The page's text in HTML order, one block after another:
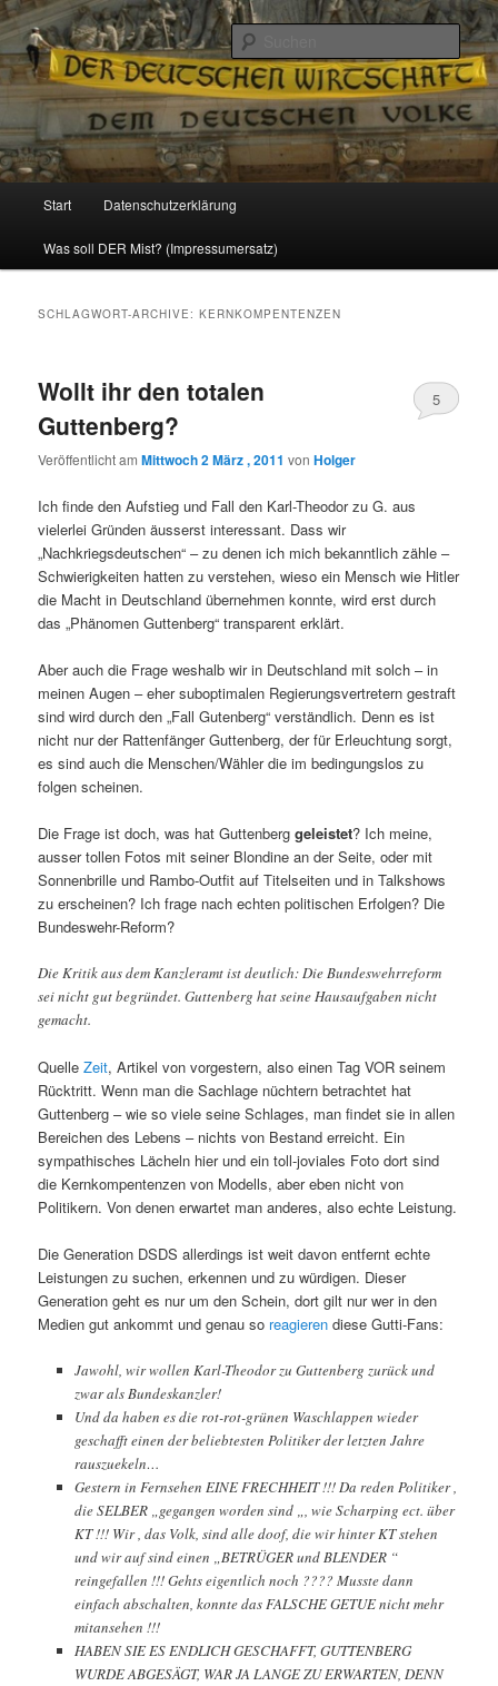
Reizzentrum
Politik, Wirtschaft, Soziales und Gesellschaft
Zum
Inhalt
Zum
sekundären
Start Datenschutzerklärung
Was soll DER Mist? (Impressumersatz)
SCHLAGWORT-ARCHIVE:KERNKOMPENTENZEN
Wollt ihr den totalen
Guttenberg?
Veröffentlicht amMittwoch 2 März , 2011 vonHolger
5
Ich finde den Aufstieg und Fall den Karl-Theodor zu G. aus
vielerlei Gründen äusserst interessant. Dass wir
„Nachkriegsdeutschen“ – zu denen ich mich bekanntlich zähle –
Schwierigkeiten hatten zu verstehen, wieso ein Mensch wie Hitler
die Macht in Deutschland übernehmen konnte, wird erst durch
das „Phänomen Guttenberg“ transparent erklärt.
Aber auch die Frage weshalb wir in Deutschland mit solch – in
meinen Augen – eher suboptimalen Regierungsvertretern gestraft
sind wird durch den „Fall Gutenberg“ verständlich. Denn es ist
nicht nur der Rattenfänger Guttenberg, der für Erleuchtung sorgt,
es sind auch die Menschen/Wähler die im bedingungslos zu
folgen scheinen.
Die Frage ist doch, was hat Guttenberggeleistet? Ich meine,
ausser tollen Fotos mit seiner Blondine an der Seite, oder mit
Sonnenbrille und Rambo-Outfit auf Titelseiten und in Talkshows
zu erscheinen? Ich frage nach echten politischen Erfolgen? Die
Bundeswehr-Reform?
Die Kritik aus dem Kanzleramt ist deutlich: Die Bundeswehrreform
sei nicht gut begründet. Guttenberg hat seine Hausaufgaben nicht
gemacht.
QuelleZeit, Artikel von vorgestern, also einen Tag VOR seinem
Rücktritt. Wenn man die Sachlage nüchtern betrachtet hat
Guttenberg – wie so viele seine Schlages, man findet sie in allen
Bereichen des Lebens – nichts von Bestand erreicht. Ein
sympathisches Lächeln hier und ein toll-joviales Foto dort sind
die Kernkompentenzen von Modells, aber eben nicht von
Politikern. Von denen erwartet man anderes, also echte Leistung.
Die Generation DSDS allerdings ist weit davon entfernt echte
Leistungen zu suchen, erkennen und zu würdigen. Dieser
Generation geht es nur um den Schein, dort gilt nur wer in den
Medien gut ankommt und genau so reagieren diese Gutti-Fans:
Jawohl, wir wollen Karl-Theodor zu Guttenberg zurück und
zwar als Bundeskanzler!
Und da haben es die rot-rot-grünen Waschlappen wieder
geschafft einen der beliebtesten Politiker der letzten Jahre
rauszuekeln…
Gestern in Fernsehen EINE FRECHHEIT !!! Da reden Politiker ,
die SELBER „gegangen worden sind „, wie Scharping ect. über
KT !!! Wir , das Volk, sind alle doof, die wir hinter KT stehen
und wir auf sind einen „BETRÜGER und BLENDER “
reingefallen !!! Gehts eigentlich noch ???? Musste dann
einfach abschalten, konnte das FALSCHE GETUE nicht mehr
mitansehen !!!
HABEN SIE ES ENDLICH GESCHAFFT, GUTTENBERG
WURDE ABGESÄGT, WAR JA LANGE ZU ERWARTEN, DENN